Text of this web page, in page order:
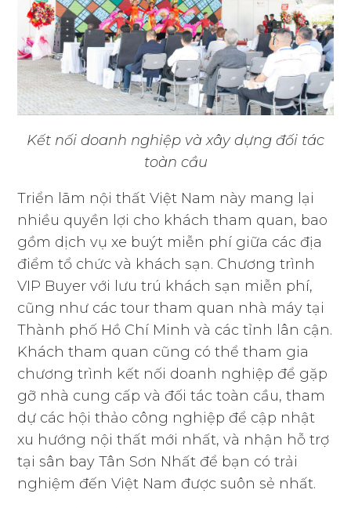
Kết nối doanh nghiệp và xây dựng đối tác
toàn cầu
Triển lãm nội thất Việt Nam này mang lại
nhiều quyền lợi cho khách tham quan, bao
gồm dịch vụ xe buýt miễn phí giữa các địa
điểm tổ chức và khách sạn. Chương trình
VIP Buyer với lưu trú khách sạn miễn phí,
cũng như các tour tham quan nhà máy tại
Thành phố Hồ Chí Minh và các tỉnh lân cận.
Khách tham quan cũng có thể tham gia
chương trình kết nối doanh nghiệp để gặp
gỡ nhà cung cấp và đối tác toàn cầu, tham
dự các hội thảo công nghiệp để cập nhật
xu hướng nội thất mới nhất, và nhận hỗ trợ
tại sân bay Tân Sơn Nhất để bạn có trải
nghiệm đến Việt Nam được suôn sẻ nhất.